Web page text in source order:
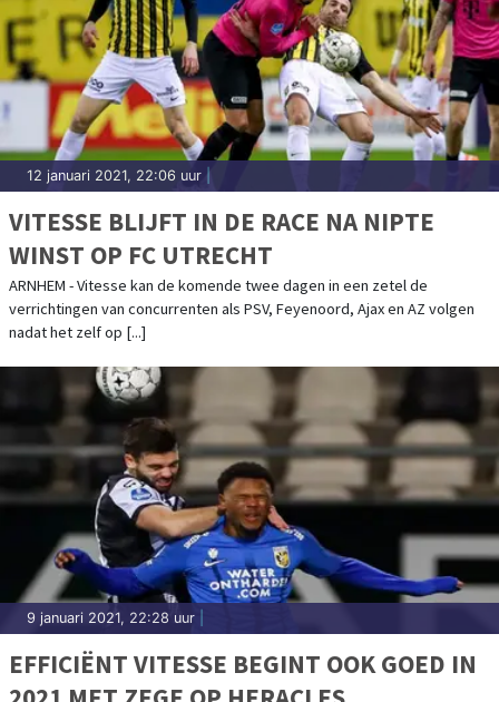
12 januari 2021, 22:06 uur |
VITESSE BLIJFT IN DE RACE NA NIPTE
WINST OP FC UTRECHT
ARNHEM - Vitesse kan de komende twee dagen in een zetel de
verrichtingen van concurrenten als PSV, Feyenoord, Ajax en AZ volgen
nadat het zelf op [...]
9 januari 2021, 22:28 uur
EFFICIËNT VITESSE BEGINT OOK GOED IN